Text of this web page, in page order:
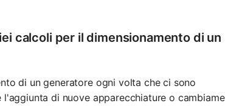
calcoli per il dimensionamento di un
di un generatore ogni volta che ci sono
di nuove apparecchiature o